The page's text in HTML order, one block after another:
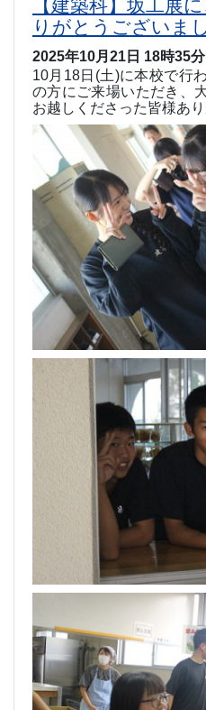
【建築科】坂工展
りがとうございま
2025年10月21日 18時35分
10月 18日 (土)に本校で行
の方にご来場いただき、
お越しくださった皆様あ